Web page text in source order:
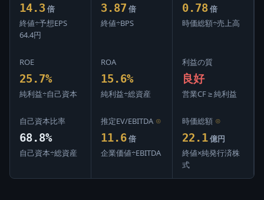
14.3 倍
終値÷予想EPS
64.4円
3.87 倍
終値÷BPS
0.78 倍
時価総額÷売上高
ROE
25.7%
純利益÷自己資本
ROA
15.6%
純利益÷総資産
利益の質
良好
営業CF ≥ 純利益
自己資本比率
68.8%
自己資本÷総資産
推定EV/EBITDA ⊙
11.6 倍
企業価値÷EBITDA
時価総額 ⊙
22.1 億円
終値×純発行済株
式